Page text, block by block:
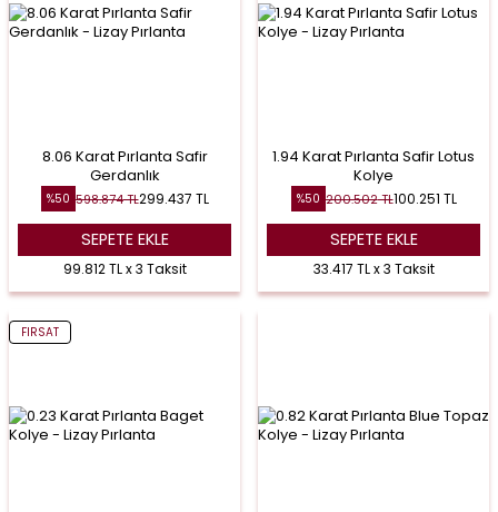
8.06 Karat Pırlanta Safir
Gerdanlık
%50 598.874TL299.437 TL
SEPETE EKLE
99.812 TL x 3 Taksit
1.94 Karat Pırlanta Safir Lotus
Kolye
%50 200.502TL100.251 TL
SEPETE EKLE
33.417 TL x 3 Taksit
FIRSAT